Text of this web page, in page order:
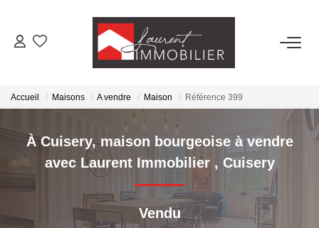
ACHETER
LOUER
ESTIMER
FAIRE GÉRER
Accueil Maisons A vendre Maison Référence 399
À Cuisery, maison bourgeoise à vendre
avec Laurent Immobilier , Cuisery
Vendu